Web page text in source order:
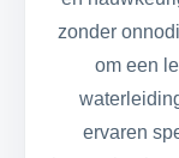
zonder
om een
ervaren